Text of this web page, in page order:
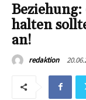
halten
an!
redaktion